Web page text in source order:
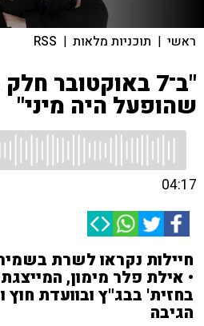
ראשי | תוכניות מלאות |
RSS
"ב־7 באוקטובר
שהופעל היה מיני"
04:17
חיילות נקראו לשרת
• אילת פלר מימון,
בחזית' בבג"ץ ובוועדת חוץ
הגיבה